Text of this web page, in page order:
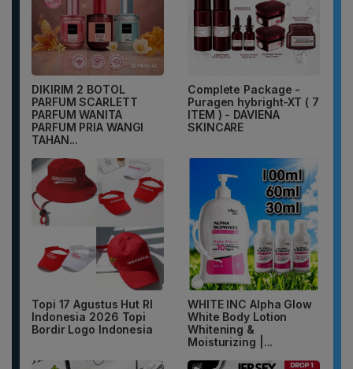
DIKIRIM 2 BOTOL
PARFUM SCARLETT
PARFUM WANITA
PARFUM PRIA WANGI
TAHAN...
Complete Package -
Puragen hybright-XT ( 7
ITEM ) - DAVIENA
SKINCARE
Topi 17 Agustus Hut RI
Indonesia 2026 Topi
Bordir Logo Indonesia
WHITE INC Alpha Glow
White Body Lotion
Whitening &
Moisturizing |...